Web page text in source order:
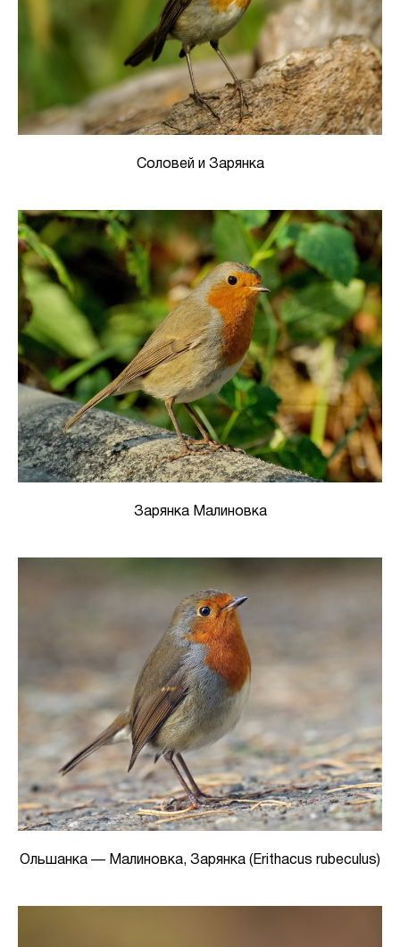
Соловей и Зарянка
Зарянка Малиновка
Ольшанка — Малиновка, Зарянка (Erithacus rubeculus)